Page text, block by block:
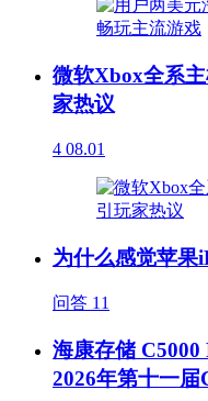
微软Xbox全系
家热议
4 08.01
为什么感觉苹果
问答 11
海康存储 C5000
2026年第十一